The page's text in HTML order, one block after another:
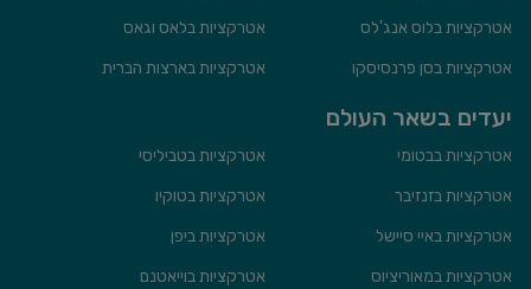
אטרקציות בלוס אנג'לס
אטרקציות בלאס וגאס
אטרקציות בסן פרנסיסקו
אטרקציות בארצות הברית
יעדים בשאר העולם
אטרקציות בבטומי
אטרקציות בטביליסי
אטרקציות בזנזיבר
אטרקציות בטוקיו
אטרקציות באיי סיישל
אטרקציות ביפן
אטרקציות במאוריציוס
אטרקציות בוייאטנם